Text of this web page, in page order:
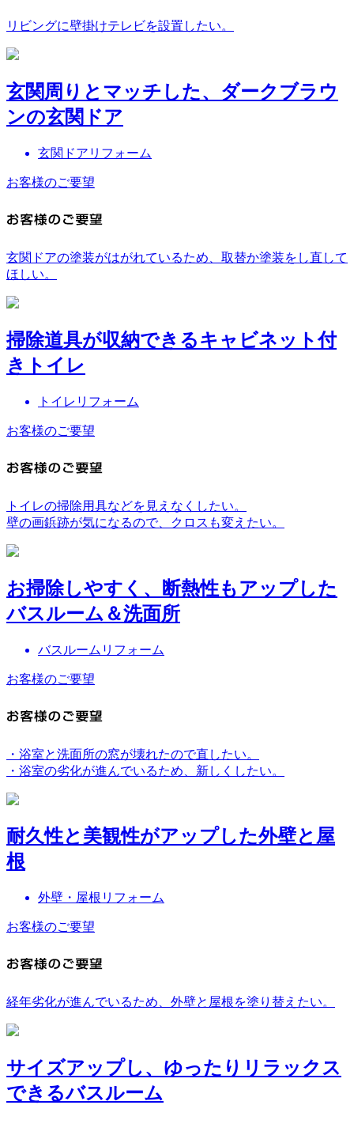
リビングに壁掛けテレビを設置したい。
玄関周りとマッチした、ダークブラウ
ンの玄関ドア
玄関ドアリフォーム
お客様のご要望
玄関ドアの塗装がはがれているため、取替か塗装をし直して
ほしい。
掃除道具が収納できるキャビネット付
きトイレ
トイレリフォーム
お客様のご要望
トイレの掃除用具などを見えなくしたい。
壁の画鋲跡が気になるので、クロスも変えたい。
お掃除しやすく、断熱性もアップした
バスルーム＆洗面所
バスルームリフォーム
お客様のご要望
・浴室と洗面所の窓が壊れたので直したい。
・浴室の劣化が進んでいるため、新しくしたい。
耐久性と美観性がアップした外壁と屋
根
外壁・屋根リフォーム
お客様のご要望
経年劣化が進んでいるため、外壁と屋根を塗り替えたい。
サイズアップし、ゆったりリラックス
できるバスルーム